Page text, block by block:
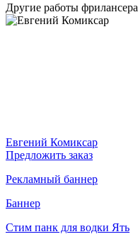
Другие работы фрилансера
Евгений Комиксар
Предложить заказ
Рекламный баннер
Баннер
Стим панк для водки Ять